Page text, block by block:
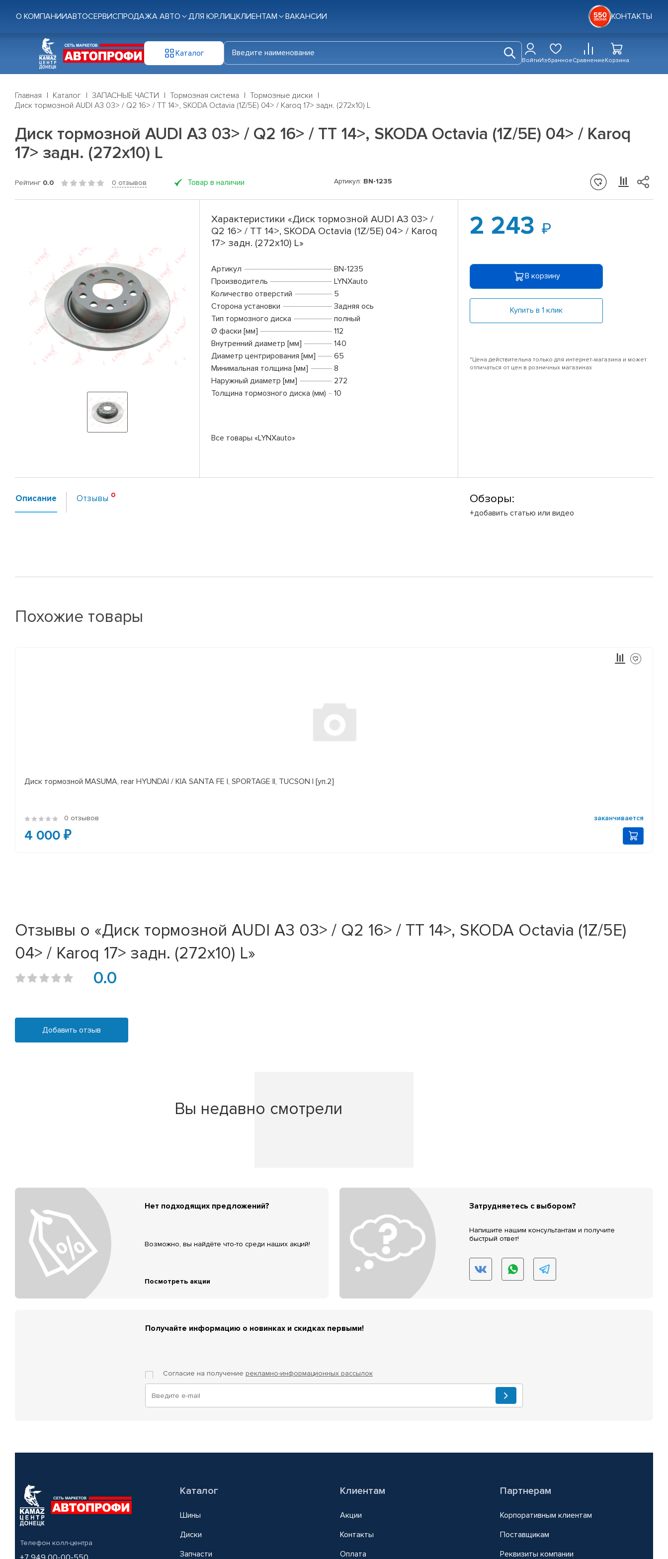
О КОМПАНИИАВТОСЕРВИСПРОДАЖА АВТО ДЛЯ ЮР.ЛИЦКЛИЕНТАМ ВАКАНСИИ КОНТАКТЫ
Каталог
ВойтиИзбранноеСравнениеКорзина
Главная Каталог ЗАПАСНЫЕ ЧАСТИ Тормозная система
Тормозные диски
Диск тормозной AUDI A3 03> / Q2 16> / TT 14>, SKODA Octavia (1Z/5E) 04> / Karoq 17> задн. (272x10) L
Диск тормозной AUDI A3 03> / Q2 16> / TT 14>, SKODA Octavia (1Z/5E) 04> / Karoq
17> задн. (272x10) L
Рейтинг 0.0 0 отзывов Товар в наличии Артикул: BN-1235
Характеристики «Диск тормозной AUDI A3 03> /
Q2 16> / TT 14>, SKODA Octavia (1Z/5E) 04> / Karoq
17> задн. (272x10) L»
Артикул
BN-1235
Производитель
LYNXauto
Количество отверстий
5
Сторона установки
Задняя ось
Тип тормозного диска
полный
Ø фаски [мм]
112
Внутренний диаметр [мм]
140
Диаметр центрирования [мм]
65
Минимальная толщина [мм]
8
Наружный диаметр [мм]
272
Толщина тормозного диска (мм)
10
Все товары «LYNXauto»
2 243
В корзину
Купить в 1 клик
*Цена действительна только для интернет-магазина и может
отличаться от цен в розничных магазинах
Описание Отзывы Обзоры:
+добавить статью или видео
Похожие товары
Диск тормозной MASUMA, rear HYUNDAI / KIA SANTA FE I, SPORTAGE II, TUCSON I [уп.2]
0 отзывов заканчивается
4 000 ₽
Отзывы о «Диск тормозной AUDI A3 03> / Q2 16> / TT 14>, SKODA Octavia (1Z/5E)
04> / Karoq 17> задн. (272x10) L»
0.0
Добавить отзыв
Вы недавно смотрели
Нет подходящих предложений?
Возможно, вы найдёте что-то среди наших акций!
Посмотреть акции
Затрудняетесь с выбором?
Напишите нашим консультантам и получите
быстрый ответ!
Получайте информацию о новинках и скидках первыми!
Согласие на получение рекламно-информационных рассылок
Телефон колл-центра
Каталог
Шины
Диски
Запчасти
Клиентам
Акции
Контакты
Оплата
Партнерам
Корпоративным клиентам
Поставщикам
Реквизиты компании